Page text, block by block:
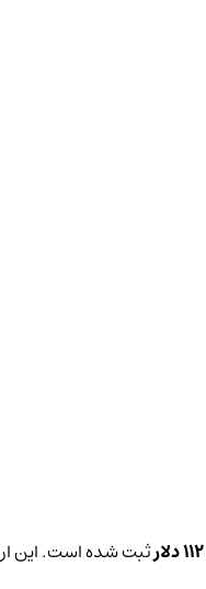
112 دلار ثبت شده است. این